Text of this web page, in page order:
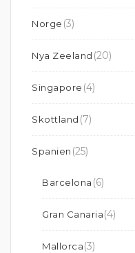
Norge (3)
Nya Zeeland (20)
Singapore (4)
Skottland (7)
Spanien (25)
Barcelona (6)
Gran Canaria(4)
Mallorca(3)